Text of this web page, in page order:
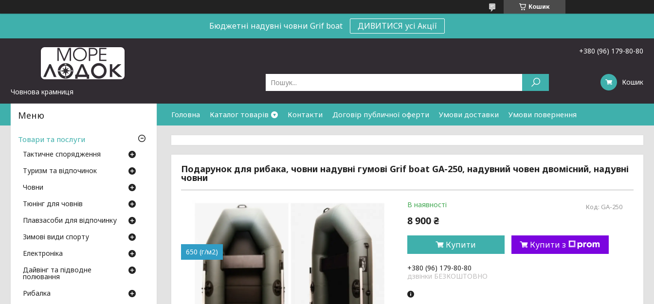
Кошик
Бюджетні надувні човни Grif boat ДИВИТИСЯ усі Акції
Човнова крамниця
+380 (96) 179-80-80
Кошик
Головна Каталог товарів Контакти Договір публичної оферти Умови доставки Умови повернення
Подарунок для рибака, човни надувні гумові Grif boat GA-250, надувний човен двомісний, надувні
човни
650 (г/м2)
В наявності Код: GA-250
8 900 ₴
Купити Купити з
+380 (96) 179-80-80
дзвінки БЕЗКОШТОВНО
Товари та послуги
Тактичне спорядження
Туризм та відпочинок
Човни
Тюнінг для човнів
Плавзасоби для відпочинку
Зимові види спорту
Електроніка
Дайвінг та підводне
полювання
Рибалка